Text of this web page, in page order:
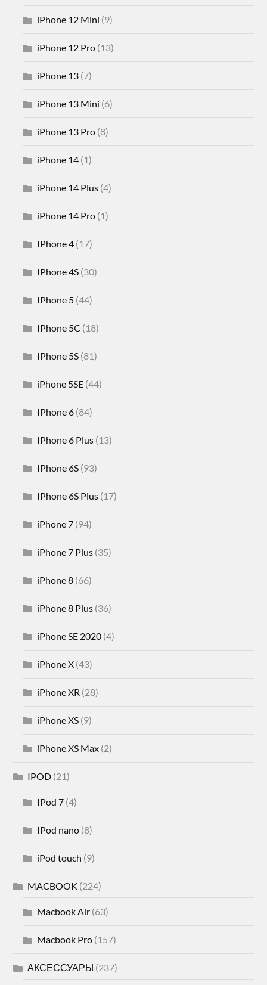
iPhone 12 Mini (9)
iPhone 12 Pro (13)
iPhone 13 (7)
iPhone 13 Mini (6)
iPhone 13 Pro (8)
iPhone 14 (1)
iPhone 14 Plus (4)
iPhone 14 Pro (1)
IPhone 4 (17)
IPhone 4S (30)
IPhone 5 (44)
IPhone 5C (18)
IPhone 5S (81)
iPhone 5SE (44)
IPhone 6 (84)
IPhone 6 Plus (13)
IPhone 6S (93)
IPhone 6S Plus (17)
iPhone 7 (94)
iPhone 7 Plus (35)
iPhone 8 (66)
iPhone 8 Plus (36)
iPhone SE 2020 (4)
iPhone X (43)
iPhone XR (28)
iPhone XS (9)
iPhone XS Max (2)
IPOD (21)
IPod 7 (4)
IPod nano (8)
iPod touch (9)
MACBOOK (224)
Macbook Air (63)
Macbook Pro (157)
АКСЕССУАРЫ (237)